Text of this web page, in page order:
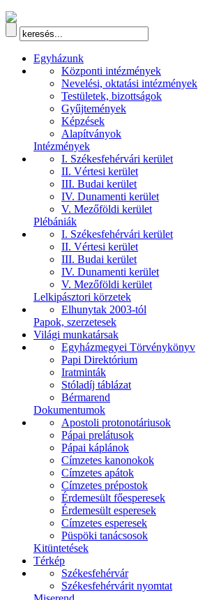
Egyházunk
Központi intézmények
Nevelési, oktatási intézmények
Testületek, bizottságok
Gyűjtemények
Képzések
Alapítványok
Intézmények
I. Székesfehérvári kerület
II. Vértesi kerület
III. Budai kerület
IV. Dunamenti kerület
V. Mezőföldi kerület
Plébániák
I. Székesfehérvári kerület
II. Vértesi kerület
III. Budai kerület
IV. Dunamenti kerület
V. Mezőföldi kerület
Lelkipásztori körzetek
Elhunytak 2003-tól
Papok, szerzetesek
Világi munkatársak
Egyházmegyei Törvénykönyv
Papi Direktórium
Iratminták
Stóladíj táblázat
Bérmarend
Dokumentumok
Apostoli protonotáriusok
Pápai prelátusok
Pápai káplánok
Címzetes kanonokok
Címzetes apátok
Címzetes prépostok
Érdemesült főesperesek
Érdemesült esperesek
Címzetes esperesek
Püspöki tanácsosok
Kitüntetések
Térkép
Székesfehérvár
Székesfehérvárit nyomtat